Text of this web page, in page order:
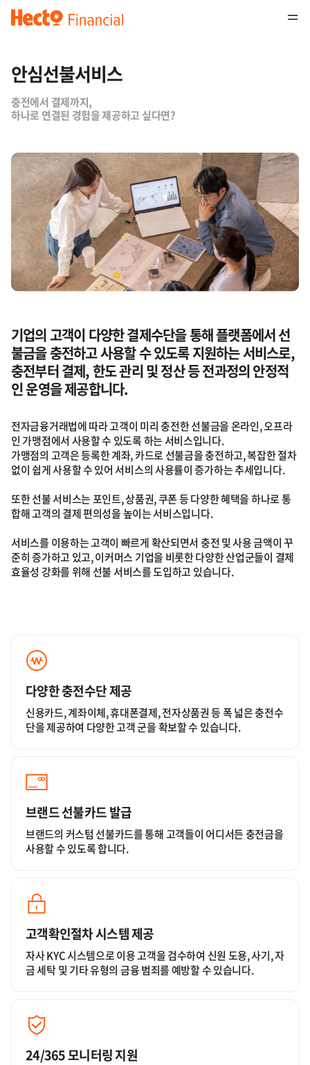
안심선불서비스
충전에서 결제까지,
하나로 연결된 경험을 제공하고 싶다면?
기업의 고객이 다양한 결제수단을 통해플랫폼에서 선
불금을 충전하고 사용할 수있도록 지원하는 서비스로,
충전부터 결제, 한도 관리 및 정산 등전과정의 안정적
인 운영을 제공합니다.
전자금융거래법에 따라 고객이 미리 충전한 선불금을 온라인, 오프라
인 가맹점에서 사용할 수 있도록 하는 서비스입니다.
가맹점의 고객은 등록한 계좌, 카드로 선불금을 충전하고,복잡한 절차
없이 쉽게 사용할 수 있어 서비스의 사용률이 증가하는 추세입니다.
또한 선불 서비스는 포인트, 상품권, 쿠폰 등 다양한 혜택을 하나로 통
합해고객의 결제 편의성을 높이는 서비스입니다.
서비스를 이용하는 고객이 빠르게 확산되면서 충전 및 사용 금액이 꾸
준히 증가하고 있고, 이커머스 기업을 비롯한 다양한 산업군들이 결제
효율성 강화를 위해 선불 서비스를 도입하고 있습니다.
다양한 충전수단 제공
신용카드, 계좌이체, 휴대폰결제, 전자상품권 등폭 넓은 충전수
단을 제공하여 다양한 고객 군을확보할 수 있습니다.
브랜드 선불카드 발급
브랜드의 커스텀 선불카드를 통해고객들이 어디서든 충전금을
사용할 수 있도록 합니다.
고객확인절차 시스템 제공
자사 KYC 시스템으로 이용 고객을검수하여 신원 도용, 사기, 자
금 세탁 및기타 유형의 금융 범죄를 예방할 수 있습니다.
24/365 모니터링 지원